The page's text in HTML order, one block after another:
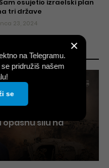
×
na Telegramu.
pridružiš našem
se
osujetio izraelski plan
tri države
23, 2024
vojska se uz
silu na